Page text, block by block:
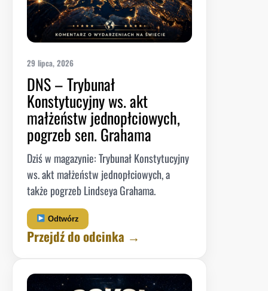
29 lipca, 2026
DNS – Trybunał
Konstytucyjny ws. akt
małżeństw jednopłciowych,
pogrzeb sen. Grahama
Dziś w magazynie: Trybunał Konstytucyjny
ws. akt małżeństw jednopłciowych, a
także pogrzeb Lindseya Grahama.
Odtwórz
Przejdź do odcinka →